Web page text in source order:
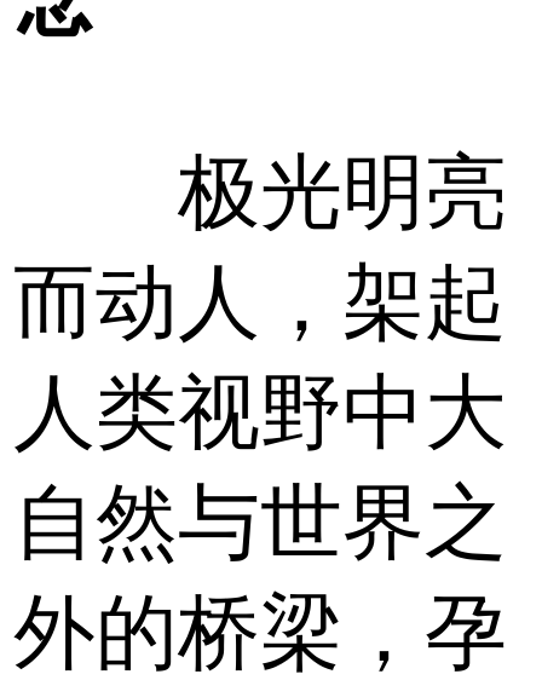
极光明亮
而动人，架起
人类视野中大
自然与世界之
外的桥梁，孕